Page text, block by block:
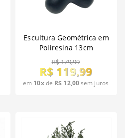
Escultura Geométrica em
Poliresina 13cm
R$ 179,99
R$ 119,99
em 10xde R$ 12,00sem juros